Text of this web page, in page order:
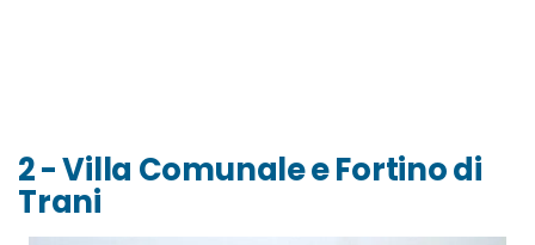
2 - Villa Comunale e Fortino di
Trani